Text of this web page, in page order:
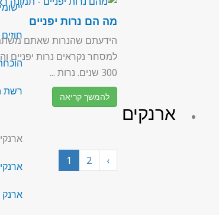
רשת
ארנקים
מה הם נרות יפניים
הידעתם שהנרות שאתם
למסחר נקראים נרות יפניים
300 שנים. נרות ...
להמשך קריאה
1 2 ›